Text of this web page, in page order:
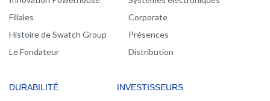
Filiales
Histoire de Swatch Group
Le Fondateur
Corporate
Présences
Distribution
DURABILITÉ INVESTISSEURS